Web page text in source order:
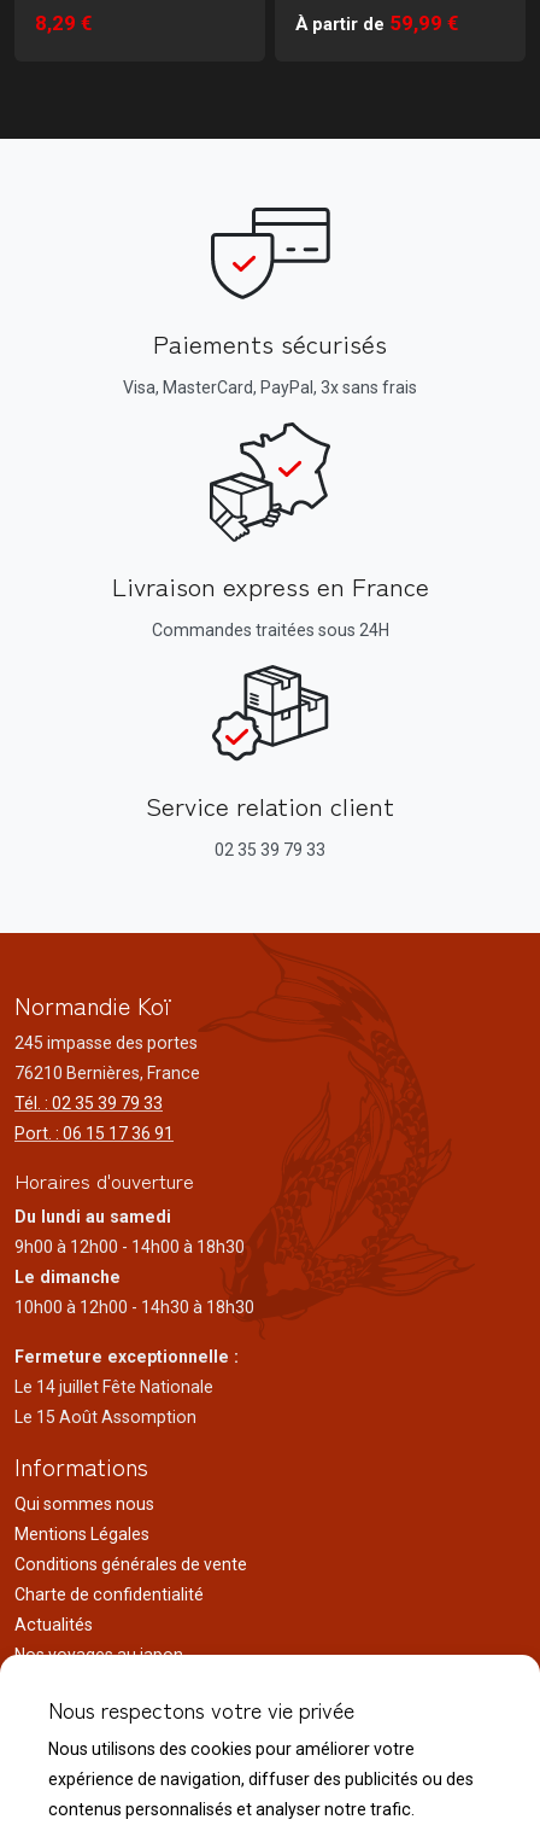
8,29 € À partir de 59,99 €
Paiements sécurisés
Visa, MasterCard, PayPal, 3x sans frais
Livraison express en France
Commandes traitées sous 24H
Service relation client
02 35 39 79 33
Normandie Koï
245 impasse des portes
76210 Bernières, France
Tél. : 02 35 39 79 33
Port. : 06 15 17 36 91
Horaires d'ouverture
Du lundi au samedi
9h00 à 12h00 - 14h00 à 18h30
Le dimanche
10h00 à 12h00 - 14h30 à 18h30
Fermeture exceptionnelle :
Le 14 juillet Fête Nationale
Le 15 Août Assomption
Informations
Qui sommes nous
Mentions Légales
Conditions générales de vente
Charte de confidentialité
Actualités
Nos voyages au japon
Liens utiles
Service client
Nous contacter
Nous respectons votre vie privée
Nous utilisons des cookies pour améliorer votre
expérience de navigation, diffuser des publicités ou des
contenus personnalisés et analyser notre trafic.